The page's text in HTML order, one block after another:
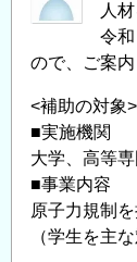
人
令
ので、ご案内
<補助の対象>
■実施機関
大学、高等
■事業内容
原子力規制
（学生を主